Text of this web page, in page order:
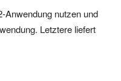
Anwendung nutzen und
Letztere liefert